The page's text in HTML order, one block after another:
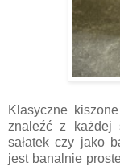
Klasyczne
znaleźć z każdej
sałatek czy jako
jest banalnie